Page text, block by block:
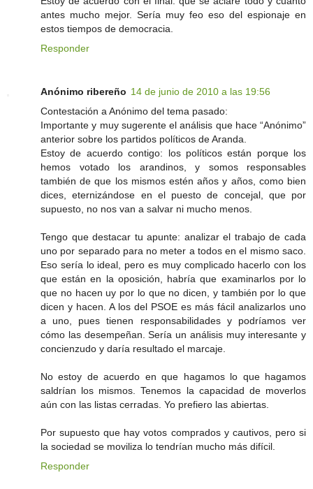
antes mucho mejor. Sería muy feo eso del espionaje en
estos tiempos de democracia.
Responder
Anónimo ribereño 14 de junio de 2010 a las 19:56
Contestación a Anónimo del tema pasado:
Importante y muy sugerente el análisis que hace “Anónimo”
anterior sobre los partidos políticos de Aranda.
Estoy de acuerdo contigo: los políticos están porque los
hemos votado los arandinos, y somos responsables
también de que los mismos estén años y años, como bien
dices, eternizándose en el puesto de concejal, que por
supuesto, no nos van a salvar ni mucho menos.
Tengo que destacar tu apunte: analizar el trabajo de cada
uno por separado para no meter a todos en el mismo saco.
Eso sería lo ideal, pero es muy complicado hacerlo con los
que están en la oposición, habría que examinarlos por lo
que no hacen uy por lo que no dicen, y también por lo que
dicen y hacen. A los del PSOE es más fácil analizarlos uno
a uno, pues tienen responsabilidades y podríamos ver
cómo las desempeñan. Sería un análisis muy interesante y
concienzudo y daría resultado el marcaje.
No estoy de acuerdo en que hagamos lo que hagamos
saldrían los mismos. Tenemos la capacidad de moverlos
aún con las listas cerradas. Yo prefiero las abiertas.
Por supuesto que hay votos comprados y cautivos, pero si
la sociedad se moviliza lo tendrían mucho más difícil.
Responder